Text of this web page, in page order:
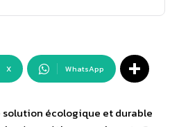
X WhatsApp
solution écologique et durable